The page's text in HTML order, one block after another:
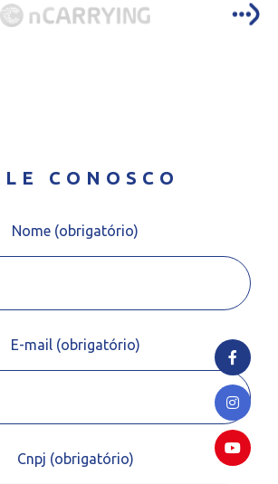
CONOSCO
Nome (obrigatório)
E-mail (obrigatório)
Cnpj (obrigatório)